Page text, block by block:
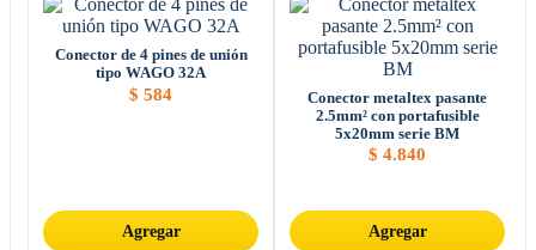
Conector de 4 pines de unión
tipo WAGO 32A
$ 584
Agregar
Conector metaltex pasante
2.5mm² con portafusible
5x20mm serie BM
$ 4.840
Agregar